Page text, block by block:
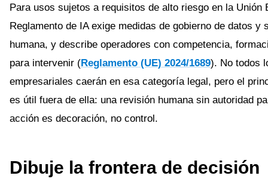
Para usos sujetos a requisitos de alto riesgo en la Unión
Reglamento de IA exige medidas de gobierno de datos y
humana, y describe operadores con competencia,
para intervenir (Reglamento (UE) 2024/1689). No todos
empresariales caerán en esa categoría legal, pero el
es útil fuera de ella: una revisión humana sin autoridad
acción es decoración, no control.
Dibuje la frontera de decisión